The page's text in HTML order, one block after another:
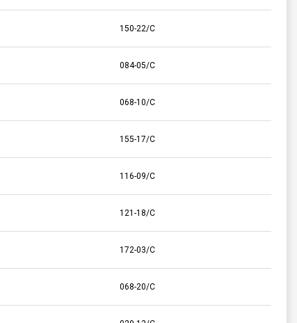
150-22/C
084-05/C
068-10/C
155-17/C
116-09/C
121-18/C
172-03/C
068-20/C